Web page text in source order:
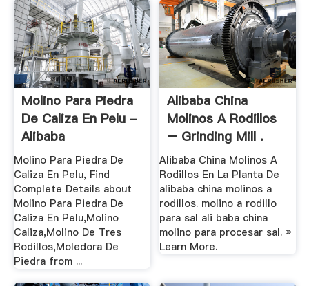
Molino Para Piedra
De Caliza En Pelu -
Alibaba
Molino Para Piedra De
Caliza En Pelu, Find
Complete Details about
Molino Para Piedra De
Caliza En Pelu,Molino
Caliza,Molino De Tres
Rodillos,Moledora De
Piedra from ...
Alibaba China
Molinos A Rodillos
– Grinding Mill .
Alibaba China Molinos A
Rodillos En La Planta De
alibaba china molinos a
rodillos. molino a rodillo
para sal ali baba china
molino para procesar sal. »
Learn More.